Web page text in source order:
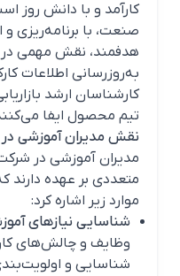
کارآمد و با دانش روز
صنعت، با برنامه‌ریزی و
هدفمند، نقش مهمی در
به‌روزرسانی اطلاعات
کارشناسان ارشد
تیم محصول ایفا می‌کنند.
نقش مدیران آموزشی در
مدیران آموزشی در
متعددی بر عهده دارند
موارد زیر اشاره کرد:
شناسایی نیازهای
وظایف و چالش‌های
شناسایی و